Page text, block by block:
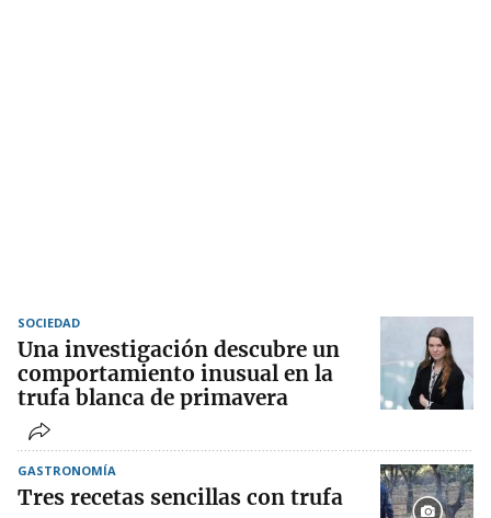
SOCIEDAD
Una investigación descubre un
comportamiento inusual en la
trufa blanca de primavera
GASTRONOMÍA
Tres recetas sencillas con trufa